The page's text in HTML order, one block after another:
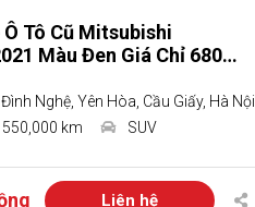
Ô Tô Cũ Mitsubishi
Màu Đen Giá Chỉ 680
Nghệ, Yên Hòa, Cầu Giấy, Hà Nội
550,000 km SUV
Liên hệ